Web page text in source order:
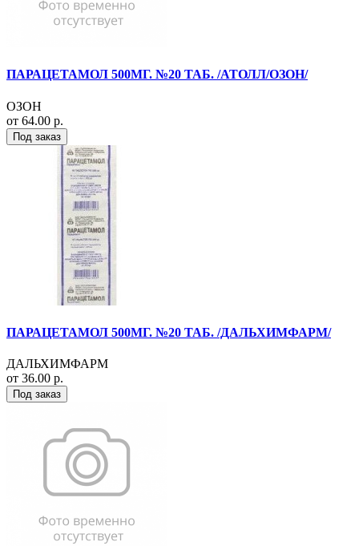
ПАРАЦЕТАМОЛ 500МГ. №20 ТАБ. /АТОЛЛ/ОЗОН/
ОЗОН
от 64.00 р.
Под заказ
ПАРАЦЕТАМОЛ 500МГ. №20 ТАБ. /ДАЛЬХИМФАРМ/
ДАЛЬХИМФАРМ
от 36.00 р.
Под заказ